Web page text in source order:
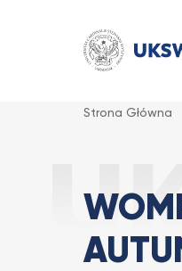
Strona Główna